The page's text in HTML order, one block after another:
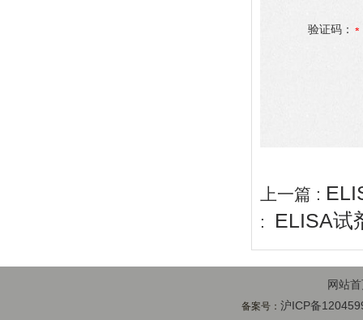
验证码：
上一篇 :
: ELISA试
网站
备案号：沪ICP备